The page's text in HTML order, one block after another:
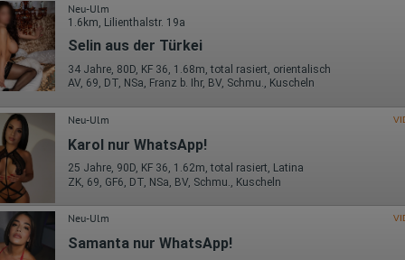
Neu-Ulm
1.6km, Lilienthalstr. 19a
Selin aus der Türkei
34 Jahre, 80D, KF 36, 1.68m, total rasiert, orientalisch
AV, 69, DT, NSa, Franz b. Ihr, BV, Schmu., Kuscheln
Neu-Ulm
Karol nur WhatsApp!
25 Jahre, 90D, KF 36, 1.62m, total rasiert, Latina
ZK, 69, GF6, DT, NSa, BV, Schmu., Kuscheln
Neu-Ulm
Samanta nur WhatsApp!